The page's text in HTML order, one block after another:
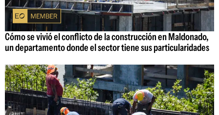
Cómo se vivió el conflicto de la construcción en Maldonado,
un departamento donde el sector tiene sus particularidades